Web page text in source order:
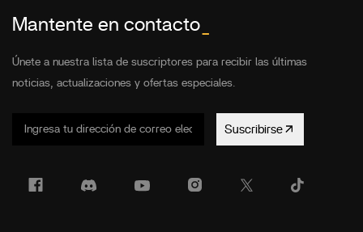
Mantente en contacto
Únete a nuestra lista de suscriptores para recibir las últimas
noticias, actualizaciones y ofertas especiales.
Suscribirse